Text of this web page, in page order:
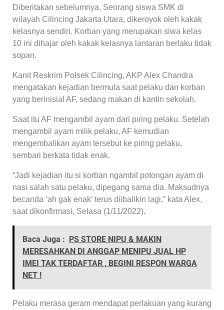
Diberitakan sebelumnya, Seorang siswa SMK di
wilayah Cilincing Jakarta Utara, dikeroyok oleh kakak
kelasnya sendiri. Korban yang merupakan siwa kelas
10 ini dihajar oleh kakak kelasnya lantaran berlaku tidak
sopan.
Kanit Reskrim Polsek Cilincing, AKP Alex Chandra
mengatakan kejadian bermula saat pelaku dan korban
yang berinisial AF, sedang makan di kantin sekolah.
Saat itu AF mengambil ayam dari piring pelaku. Setelah
mengambil ayam milik pelaku, AF kemudian
mengembalikan ayam tersebut ke piring pelaku,
sembari berkata tidak enak.
“Jadi kejadian itu si korban ngambil potongan ayam di
nasi salah satu pelaku, dipegang sama dia. Maksudnya
becanda ‘ah gak enak’ terus diibalikin lagi,” kata Alex,
saat dikonfirmasi, Selasa (1/11/2022).
Baca Juga : PS STORE NIPU & MAKIN
MERESAHKAN DI ANGGAP MENIPU JUAL HP
IMEI TAK TERDAFTAR , BEGINI RESPON WARGA
NET !
Pelaku merasa geram mendapat perlakuan yang kurang